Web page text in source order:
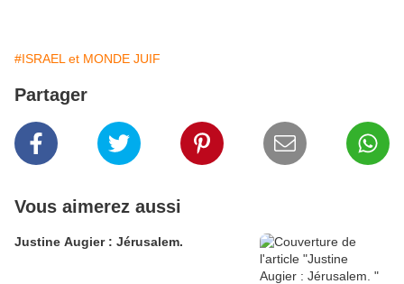
#ISRAEL et MONDE JUIF
Partager
Vous aimerez aussi
Justine Augier : Jérusalem.